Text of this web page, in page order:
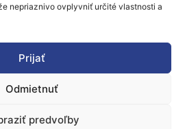
nepriaznivo ovplyvniť určité vlastnosti a
Prijať
Odmietnuť
predvoľby
myšlienky a diskusie
alternatívne
rovnosti v súčasných
prvého dňa